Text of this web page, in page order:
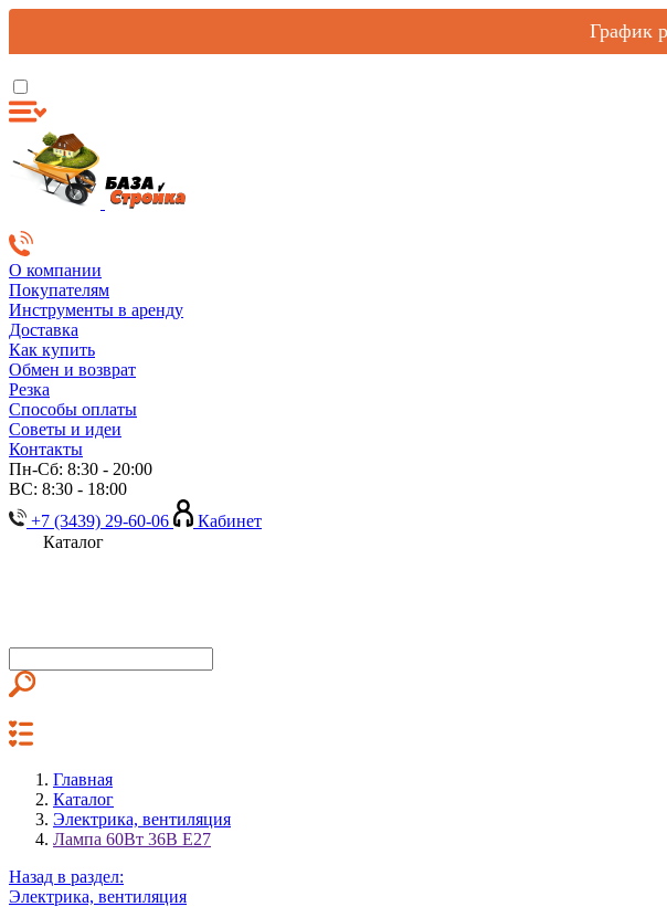
График
О компании
Покупателям
Инструменты в аренду
Доставка
Как купить
Обмен и возврат
Резка
Способы оплаты
Советы и идеи
Контакты
Пн-Сб: 8:30 - 20:00
ВС: 8:30 - 18:00
+7 (3439) 29-60-06
Кабинет
Каталог
Главная
Каталог
Электрика, вентиляция
Лампа 60Вт 36В Е27
Назад в раздел:
Электрика, вентиляция